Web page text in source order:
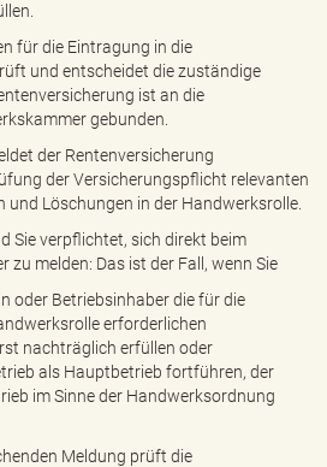
für die Eintragung in die
und entscheidet die zuständige
ist an die
gebunden.
der Rentenversicherung
der Versicherungspflicht relevanten
und Löschungen in der Handwerksrolle.
Sie verpflichtet, sich direkt beim
zu melden: Das ist der Fall, wenn Sie
oder Betriebsinhaber die für die
erforderlichen
nachträglich erfüllen oder
als Hauptbetrieb fortführen, der
im Sinne der Handwerksordnung
Meldung prüft die